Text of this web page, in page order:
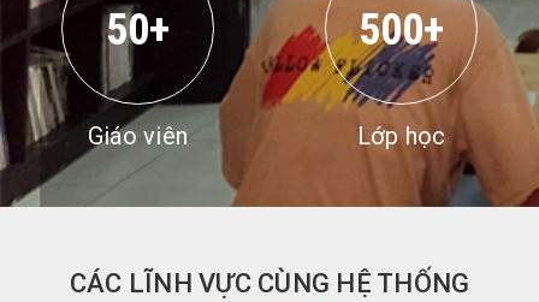
50+
Giáo viên
500+
Lớp học
CÁC LĨNH VỰC CÙNG HỆ THỐNG